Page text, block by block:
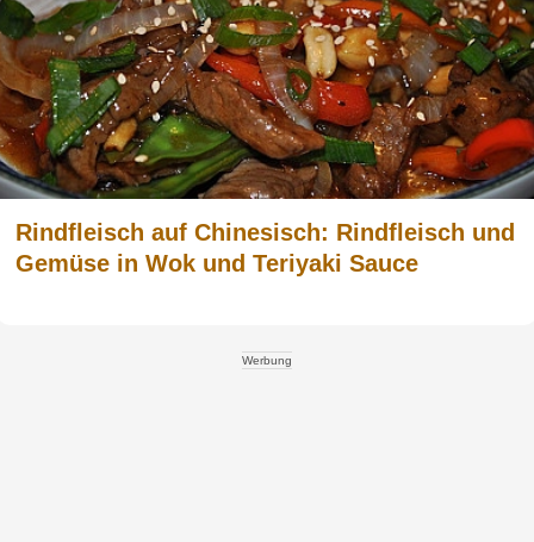
Rindfleisch auf Chinesisch: Rindfleisch und
Gemüse in Wok und Teriyaki Sauce
Werbung